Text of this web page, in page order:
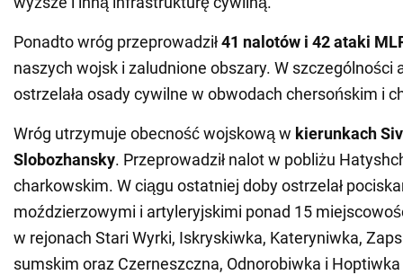
Ponadto wróg przeprowadził41 nalotów i 42 ataki
naszych wojsk i zaludnione obszary. W szczególności
ostrzelała osady cywilne w obwodach chersońskim i
Wróg utrzymuje obecność wojskową w kierunkach
Slobozhansky. Przeprowadził nalot w pobliżu
charkowskim. W ciągu ostatniej doby ostrzelał
moździerzowymi i artyleryjskimi ponad 15
w rejonach Stari Wyrki, Iskryskiwka, Kateryniwka,
sumskim oraz Czerneszczna, Odnorobiwka i